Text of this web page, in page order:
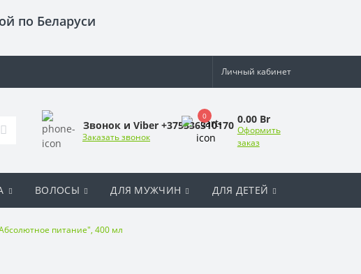
по Беларуси
Личный кабинет
Звонок и Viber +375336310170
Заказать звонок
0 0.00 Br
Оформить
заказ
ВОЛОСЫ ДЛЯ МУЖЧИН ДЛЯ ДЕТЕЙ
питание", 400 мл